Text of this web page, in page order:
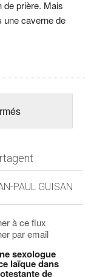
de prière. Mais
une caverne de
PAUL GUISAN
à ce flux
par email
sexologue
laïque dans
de